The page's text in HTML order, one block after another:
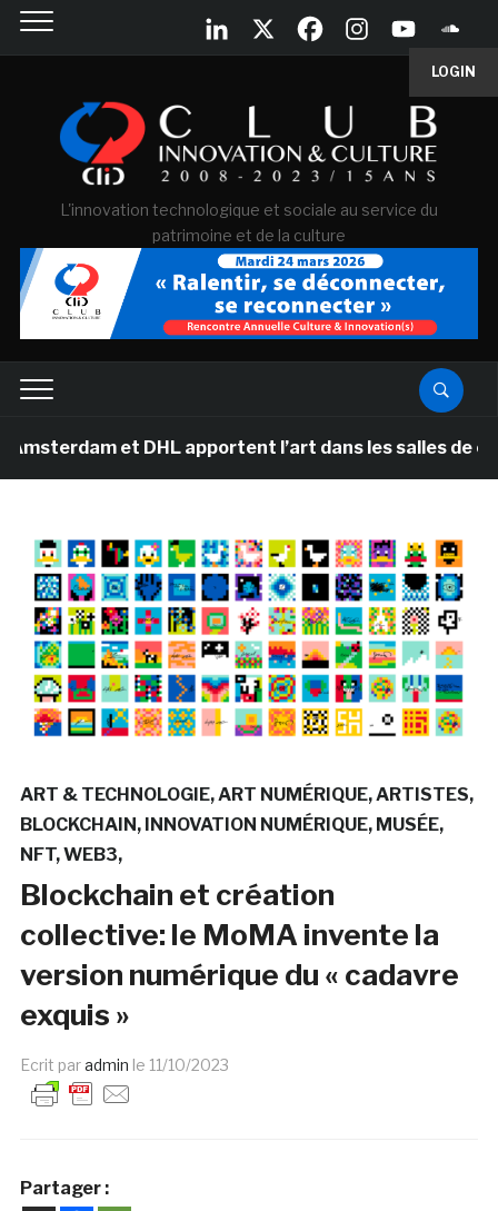
LOGIN
L'innovation technologique et sociale au service du
patrimoine et de la culture
et DHL apportent l’art dans les salles de classe
ART & TECHNOLOGIE ART NUMÉRIQUE ARTISTES
BLOCKCHAIN
INNOVATION NUMÉRIQUE MUSÉE
NFT WEB3
Blockchain et création
collective: le MoMA invente la
version numérique du « cadavre
exquis »
Ecrit paradmin le 11/10/2023
Partager :